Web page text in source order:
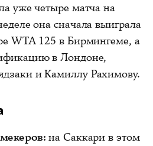
уже четыре матча на
она сначала выиграла
WTA 125 в Бирмингеме, а
в Лондоне,
и Камиллу Рахимову.
на Саккари в этом